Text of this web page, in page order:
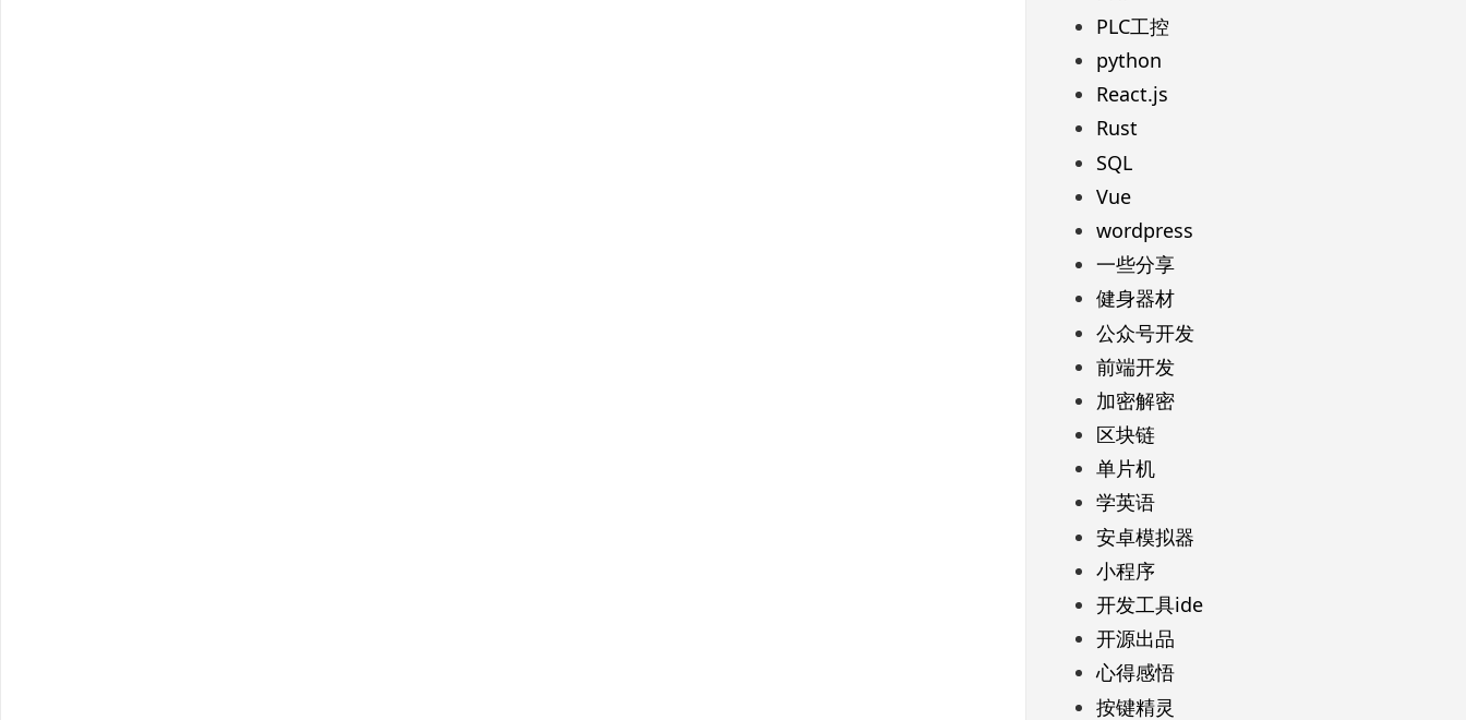
PLC工控
python
React.js
Rust
SQL
Vue
wordpress
一些分享
健身器材
公众号开发
前端开发
加密解密
区块链
单片机
学英语
安卓模拟器
小程序
开发工具ide
开源出品
心得感悟
按键精灵